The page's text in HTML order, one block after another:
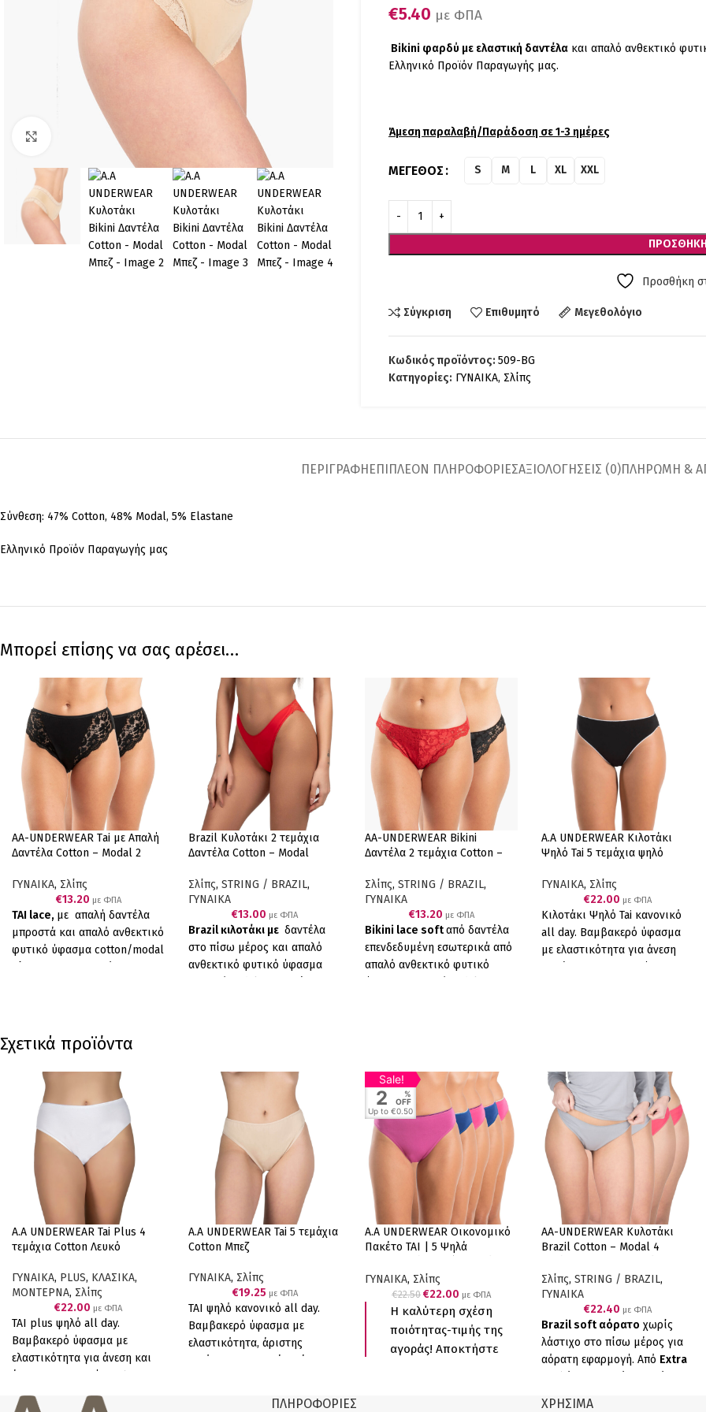
Click to enlarge
€5.40 με ΦΠΑ
Bikini φαρδύ με ελαστική δαντέλα και απαλό ανθεκτικό
Ελληνικό Προϊόν Παραγωγής μας.
Άμεση παραλαβή/Παράδοση σε 1-3 ημέρες
ΜΈΓΕΘΟΣ S M L XL XXL
Προσθήκη
Σύγκριση Επιθυμητό Μεγεθολόγιο
Κωδικός προϊόντος: 509-BG
Κατηγορίες: ΓΥΝΑΙΚΑ, Σλίπς
ΠΕΡΙΓΡΑΦΉΕΠΙΠΛΈΟΝ ΠΛΗΡΟΦΟΡΊΕΣΑΞΙΟΛΟΓΉΣΕΙΣ (0)ΠΛΗΡΩΜΗ &
Σύνθεση: 47% Cotton, 48% Modal, 5% Elastane
Ελληνικό Προϊόν Παραγωγής μας
Μπορεί επίσης να σας αρέσει…
AA-UNDERWEAR Τai με Απαλή
Δαντέλα Cotton – Modal 2
ΓΥΝΑΙΚΑ, Σλίπς
€13.20 με ΦΠΑ
ΤΑΙ lace, με απαλή δαντέλα
μπροστά και απαλό ανθεκτικό
φυτικό ύφασμα cotton/modal
απαλότητα και αντοχή.
Ελληνικό Προϊόν Παραγωγής
μας. Συσκευασία δύο
τεμαχίων (2 μαύρα).
Brazil Κυλοτάκι 2 τεμάχια
Δαντέλα Cotton – Modal
Σλίπς, STRING / BRAZIL,
ΓΥΝΑΙΚΑ
€13.00 με ΦΠΑ
Brazil κιλοτάκι με δαντέλα
στο πίσω μέρος και απαλό
ανθεκτικό φυτικό ύφασμα
απαλότητα και αντοχή.
Ελληνικό Προϊόν Παραγωγής
μας. Συσκευασία δύο
τεμαχίων (2 κόκκινα).
Σύνθεση: 47% Cotton, 48%
Modal, 5% Elastane lace :
Polyamide 85% Elastane 15%
AA-UNDERWEAR Bikini
Δαντέλα 2 τεμάχια Cotton –
Σλίπς, STRING / BRAZIL,
ΓΥΝΑΙΚΑ
€13.20 με ΦΠΑ
Bikini lace softαπό δαντέλα
επενδεδυμένη εσωτερικά από
απαλό ανθεκτικό φυτικό
απαλότητα και αντοχή.
Συσκευασία δύο τεμαχίων (1
Μαύρο- 1 Κόκκινο). Ελληνικό
Προϊόν Παραγωγής μας
A.A UNDERWEAR Κιλοτάκι
Ψηλό Tai 5 τεμάχια ψηλό
ΓΥΝΑΙΚΑ, Σλίπς
€22.00 με ΦΠΑ
Κιλοτάκι Ψηλό Tai κανονικό
all day. Βαμβακερό ύφασμα
με ελαστικότητα για άνεση
Σχετικά προϊόντα
A.A UNDERWEAR Tai Plus 4
τεμάχια Cotton Λευκό
ΓΥΝΑΙΚΑ, PLUS, ΚΛΑΣΙΚΑ,
ΜΟΝΤΕΡΝΑ, Σλίπς
€22.00 με ΦΠΑ
ΤΑΙ plus ψηλό all day.
Βαμβακερό ύφασμα με
ελαστικότητα για άνεση και
άριστη εφαρμογή. 90%
COTTON, 10% ELASTANΕ.
A.A UNDERWEAR Tai 5 τεμάχια
Cotton Μπεζ
ΓΥΝΑΙΚΑ, Σλίπς
€19.25 με ΦΠΑ
ΤΑΙ ψηλό κανονικό all day.
Βαμβακερό ύφασμα με
ελαστικότητα, άριστης
ποιότητας προσφέρει άνεση,
Sale!
2
%
OFF
Up to €0.50
A.A UNDERWEAR Οικονομικό
Πακέτο TAI | 5 Ψηλά
Χρωμάτων)
ΓΥΝΑΙΚΑ, Σλίπς
€22.50 €22.00 με ΦΠΑ
Η καλύτερη σχέση
ποιότητας-τιμής της
αγοράς! Αποκτήστε
AA-UNDERWEAR Κυλοτάκι
Brazil Cotton – Modal 4
Σλίπς, STRING / BRAZIL,
ΓΥΝΑΙΚΑ
€22.40 με ΦΠΑ
Brazil soft αόρατο χωρίς
λάστιχο στο πίσω μέρος για
αόρατη εφαρμογή. Από Extra
ΠΛΗΡΟΦΟΡΙΕΣ ΧΡΗΣΙΜΑ